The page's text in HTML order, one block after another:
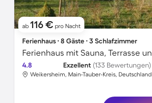
ab 116 € pro Nacht
Ferienhaus ∙ 8 Gäste ∙ 3 Schlafzimmer
4.8 Exzellent (133 Bewertungen)
Weikersheim, Main-Tauber-Kreis, Deutschland